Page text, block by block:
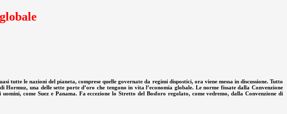
tutte le nazioni del pianeta, comprese quelle governate da regimi dispostici, ora viene messa in discussione. Tutto
una delle sette porte d’oro che tengono in vita l’economia globale. Le norme fissate dalla Convenzione
come Suez e Panama. Fa eccezione lo Stretto del Bosforo regolato, come vedremo, dalla Convenzione di